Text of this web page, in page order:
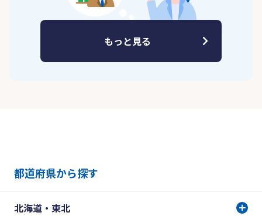
もっと見る
都道府県から探す
北海道・東北